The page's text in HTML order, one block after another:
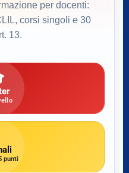
per docenti:
corsi singoli e 30
13.
punti